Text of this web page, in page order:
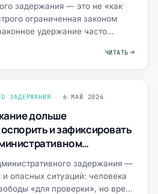
задержания — это не «как
ограниченная законом
удержание часто
ЧИТАТЬ
ЗАДЕРЖАНИЯ 6 МАЙ 2026
дольше
и зафиксировать
задержания —
опасных ситуаций: человека
«для проверки», но время